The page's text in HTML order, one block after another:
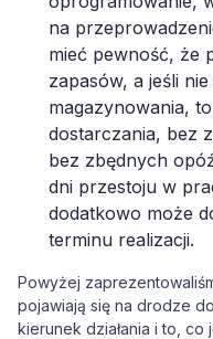
na
mieć pewność, że
zapasów, a jeśli
magazynowania,
dostarczania, bez
bez zbędnych
dni przestoju w
dodatkowo może
terminu realizacji.
Powyżej
pojawiają się na drodze
kierunek działania i to,